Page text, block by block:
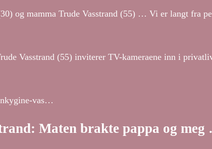
og mamma Trude Vasstrand (55) … Vi er langt fra
Vasstrand (55) inviterer TV-kameraene inn i
vas…
Maten brakte pappa og